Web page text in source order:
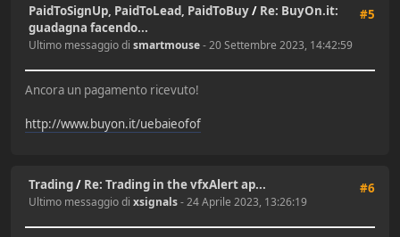
#5
PaidToSignUp, PaidToLead, PaidToBuy/ Re: BuyOn.it:
guadagna facendo...
Ultimo messaggio di smartmouse- 20 Settembre 2023, 14:42:59
Ancora un pagamento ricevuto!
http://www.buyon.it/uebaieofof
#6
Trading/ Re: Trading in the vfxAlert ap...
Ultimo messaggio di xsignals- 24 Aprile 2023, 13:26:19